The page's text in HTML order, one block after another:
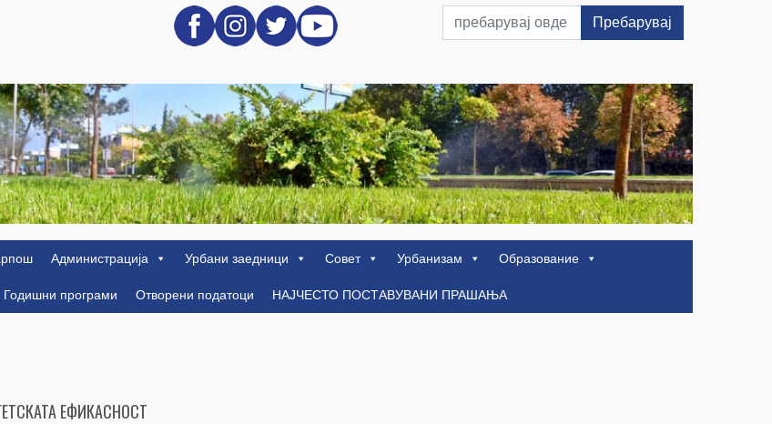
Пребарувај
Администрација Урбани заедници Совет Урбанизам
Образование
Годишни програми Отворени податоци НАЈЧЕСТО ПОСТАВУВАНИ ПРАШАЊА
ЕФИКАСНОСТ